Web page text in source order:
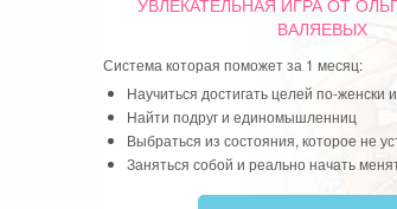
УВЛЕКАТЕЛЬНАЯ ИГРАОТ
ВАЛЯЕВЫХ
Система которая поможет за 1 месяц:
Научиться достигать целей по-женски
Найти подруг и единомышленниц
Выбраться из состояния, которое не
Заняться собой и реально начать